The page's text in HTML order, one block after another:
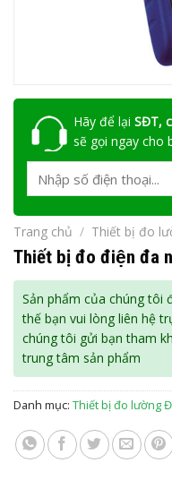
Hãy để lại SĐT,
sẽ gọi ngay cho
Trang chủ / Thiết bị đo
Thiết bị đo điện đa
Sản phẩm của chúng tôi
thế bạn vui lòng liên hệ
chúng tôi gửi bạn tham
trung tâm sản phẩm
Danh mục: Thiết bị đo lường